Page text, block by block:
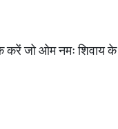
करें जो ओम नमः शिवाय के